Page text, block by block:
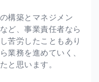
構築とマネジメン
ど、事業責任者なら
苦労したこともあり
業務を進めていく、
と思います。